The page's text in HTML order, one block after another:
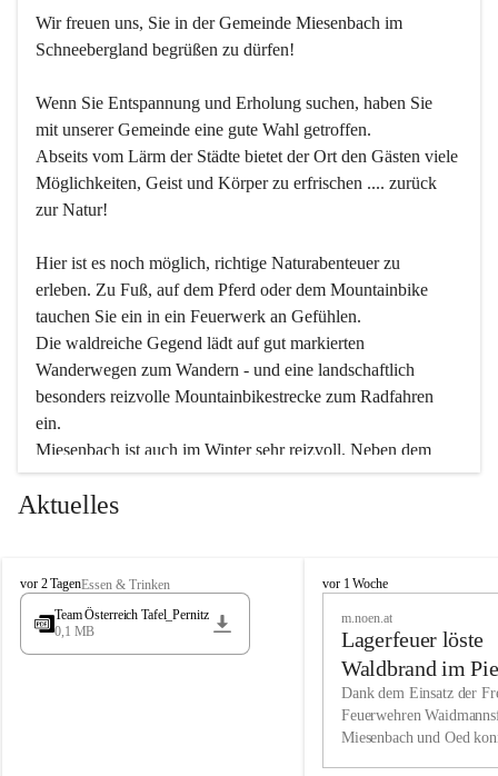
Wir freuen uns, Sie in der Gemeinde Miesenbach im
Schneebergland begrüßen zu dürfen!
Wenn Sie Entspannung und Erholung suchen, haben Sie
mit unserer Gemeinde eine gute Wahl getroffen.
Abseits vom Lärm der Städte bietet der Ort den Gästen viele
Möglichkeiten, Geist und Körper zu erfrischen .... zurück
zur Natur!
Hier ist es noch möglich, richtige Naturabenteuer zu
erleben. Zu Fuß, auf dem Pferd oder dem Mountainbike
tauchen Sie ein in ein Feuerwerk an Gefühlen.
Die waldreiche Gegend lädt auf gut markierten
Wanderwegen zum Wandern - und eine landschaftlich
besonders reizvolle Mountainbikestrecke zum Radfahren
ein.
Miesenbach ist auch im Winter sehr reizvoll. Neben dem
Eisstockschießen gibt es auf dem nahe gelegenen Unterberg
wunderschöne Naturschneepisten, die zum Schifahren oder
vielfältige Angebot unserer Kulturvereine.
Überzeugen Sie sich selbst, dass Sie in Miesenbach sowie
in den Beherbergungsbetrieben, Gaststätten und urigen
Wir kennen Miesenbach als lebens- und liebenswerten Ort.
Tradition und Innovation werden ebenso groß geschrieben
Aktuelles
M
i
s
vor 2 TagenEssen & Trinken
Team Österreich Tafel_Pernitz
0,1 MB
M
h
vor 1 Woche
m.noen.at
Lagerfeuer löste
Waldbrand im
aus
Dank dem Einsatz der
Feuerwehren
Miesenbach und Oed